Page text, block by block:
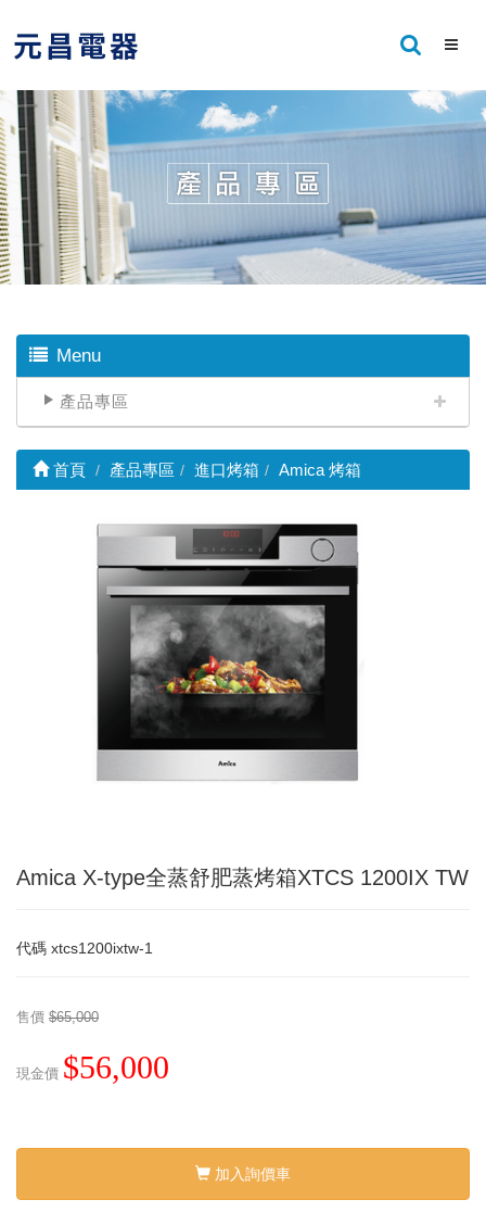
Menu
產品專區
首頁 產品專區 進口烤箱 Amica 烤箱
Amica X-type全蒸舒肥蒸烤箱XTCS 1200IX TW
代碼 xtcs1200ixtw-1
售價 $65,000
現金價 $56,000
加入詢價車